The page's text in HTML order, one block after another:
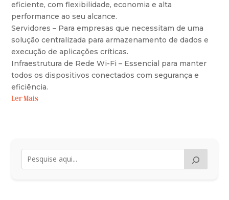
eficiente, com flexibilidade, economia e alta
performance ao seu alcance.
Servidores – Para empresas que necessitam de uma
solução centralizada para armazenamento de dados e
execução de aplicações críticas.
Infraestrutura de Rede Wi-Fi – Essencial para manter
todos os dispositivos conectados com segurança e
eficiência.
Ler Mais